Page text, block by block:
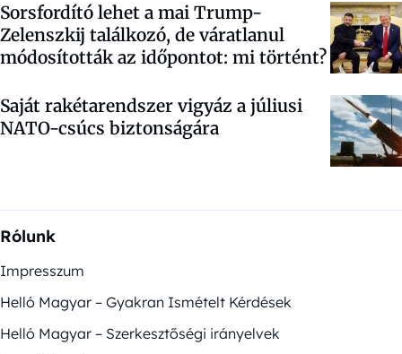
Sorsfordító lehet a mai Trump-
Zelenszkij találkozó, de váratlanul
módosították az időpontot: mi történt?
Saját rakétarendszer vigyáz a júliusi
NATO-csúcs biztonságára
Rólunk
Impresszum
Helló Magyar – Gyakran Ismételt Kérdések
Helló Magyar – Szerkesztőségi irányelvek